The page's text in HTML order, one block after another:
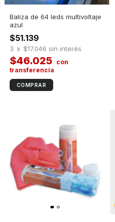
Baliza de 64 leds multivoltaje
azul
$51.139
$46.025
3 x $17.046 sin interés